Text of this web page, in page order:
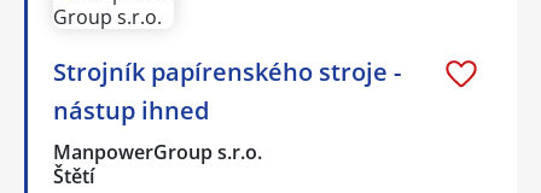
Strojník papírenského stroje -
nástup ihned
ManpowerGroup s.r.o.
Štětí